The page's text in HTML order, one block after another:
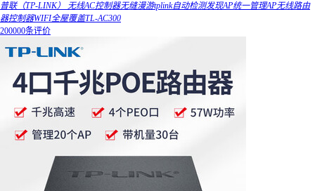
普联（TP-LINK） 无线AC控制器无缝漫游tplink自动检测发现AP统一管理AP无线路由
器控制器WIFI全屋覆盖TL-AC300
200000条评价